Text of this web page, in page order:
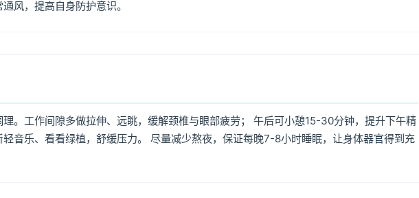
风，提高自身防护意识。
。工作间隙多做拉伸、远眺，缓解颈椎与眼部疲劳； 午后可小憩15-30分钟，提升下午精
音乐、看看绿植，舒缓压力。 尽量减少熬夜，保证每晚7-8小时睡眠，让身体器官得到充